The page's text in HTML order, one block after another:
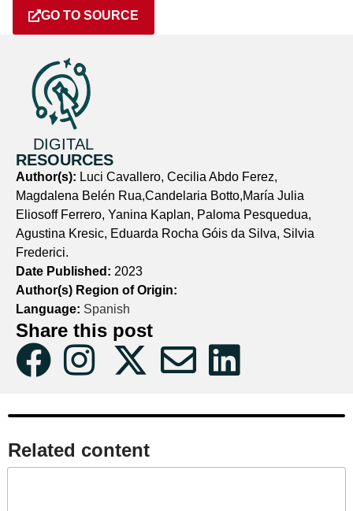
GO TO SOURCE
DIGITAL
RESOURCES
Author(s): Luci Cavallero, Cecilia Abdo Ferez,
Magdalena Belén Rua,Candelaria Botto,María Julia
Eliosoff Ferrero, Yanina Kaplan, Paloma Pesquedua,
Agustina Kresic, Eduarda Rocha Góis da Silva, Silvia
Frederici.
Date Published: 2023
Author(s) Region of Origin:
Language: Spanish
Share this post
Related content​